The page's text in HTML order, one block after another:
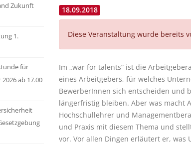
18.09.2018
Diese Veranstaltung wurde bereits
Im „war for talents“ ist die
eines Arbeitgebers, für welches
BewerberInnen sich entscheiden und
längerfristig bleiben. Aber was macht
Hochschullehrer und
und Praxis mit diesem Thema und
vor. Vor allen Dingen erläutert er, was
Zukunft
1.
für
ab 17.00